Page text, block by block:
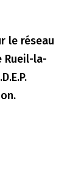
le réseau
Rueil-la-